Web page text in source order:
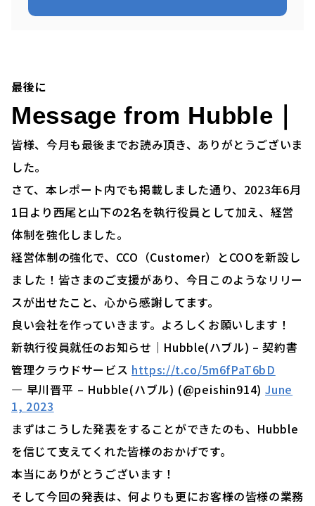
最後に
Message from Hubble｜
皆様、今月も最後までお読み頂き、ありがとうございま
した。
さて、本レポート内でも掲載しました通り、2023年6月
1日より西尾と山下の2名を執行役員として加え、経営
体制を強化しました。
経営体制の強化で、CCO（Customer）とCOOを新設し
ました！皆さまのご支援があり、今日このようなリリー
スが出せたこと、心から感謝してます。
良い会社を作っていきます。よろしくお願いします！
新執行役員就任のお知らせ｜Hubble(ハブル) – 契約書
管理クラウドサービス https://t.co/5m6fPaT6bD
— 早川晋平 – Hubble(ハブル) (@peishin914) June
1, 2023
まずはこうした発表をすることができたのも、Hubble
を信じて支えてくれた皆様のおかげです。
本当にありがとうございます！
そして今回の発表は、何よりも更にお客様の皆様の業務